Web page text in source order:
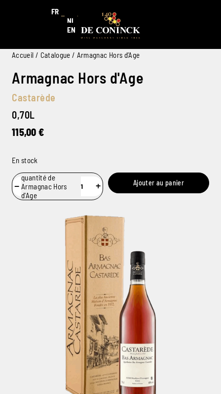
FR
NL
EN
Accueil / Catalogue / Armagnac Hors d’Age
Armagnac Hors d'Age
Castarède
0,70L
115,00 €
En stock
−
quantité de
Armagnac Hors
d'Age
+ Ajouter au panier